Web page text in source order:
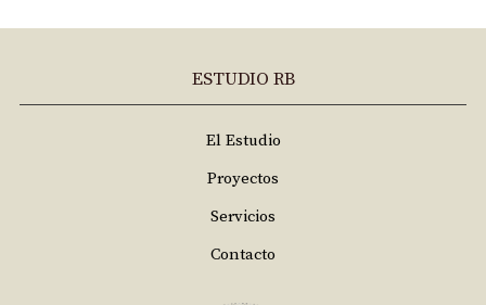
ESTUDIO RB
El Estudio
Proyectos
Servicios
Contacto